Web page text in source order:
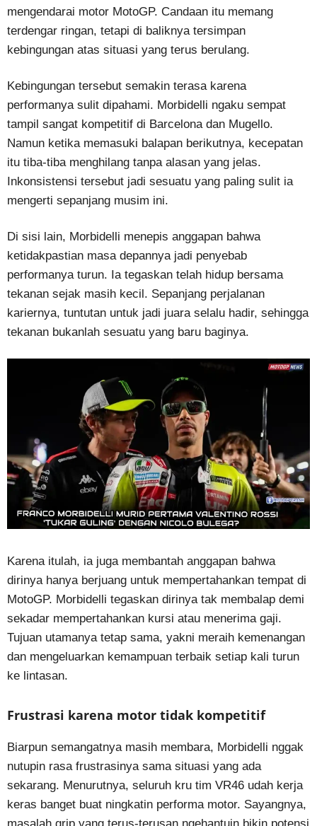
mengendarai motor MotoGP. Candaan itu memang
terdengar ringan, tetapi di baliknya tersimpan
kebingungan atas situasi yang terus berulang.
Kebingungan tersebut semakin terasa karena
performanya sulit dipahami. Morbidelli ngaku sempat
tampil sangat kompetitif di Barcelona dan Mugello.
Namun ketika memasuki balapan berikutnya, kecepatan
itu tiba-tiba menghilang tanpa alasan yang jelas.
Inkonsistensi tersebut jadi sesuatu yang paling sulit ia
mengerti sepanjang musim ini.
Di sisi lain, Morbidelli menepis anggapan bahwa
ketidakpastian masa depannya jadi penyebab
performanya turun. Ia tegaskan telah hidup bersama
tekanan sejak masih kecil. Sepanjang perjalanan
kariernya, tuntutan untuk jadi juara selalu hadir, sehingga
tekanan bukanlah sesuatu yang baru baginya.
Karena itulah, ia juga membantah anggapan bahwa
dirinya hanya berjuang untuk mempertahankan tempat di
MotoGP. Morbidelli tegaskan dirinya tak membalap demi
sekadar mempertahankan kursi atau menerima gaji.
Tujuan utamanya tetap sama, yakni meraih kemenangan
dan mengeluarkan kemampuan terbaik setiap kali turun
ke lintasan.
Frustrasi karena motor tidak kompetitif
Biarpun semangatnya masih membara, Morbidelli nggak
nutupin rasa frustrasinya sama situasi yang ada
sekarang. Menurutnya, seluruh kru tim VR46 udah kerja
keras banget buat ningkatin performa motor. Sayangnya,